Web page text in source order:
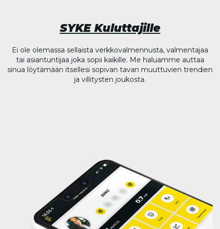
SYKE Kuluttajille
Ei ole olemassa sellaista verkkovalmennusta, valmentajaa
tai asiantuntijaa joka sopii kaikille. Me haluamme auttaa
sinua löytämään itsellesi sopivan tavan muuttuvien trendien
ja villitysten joukosta.